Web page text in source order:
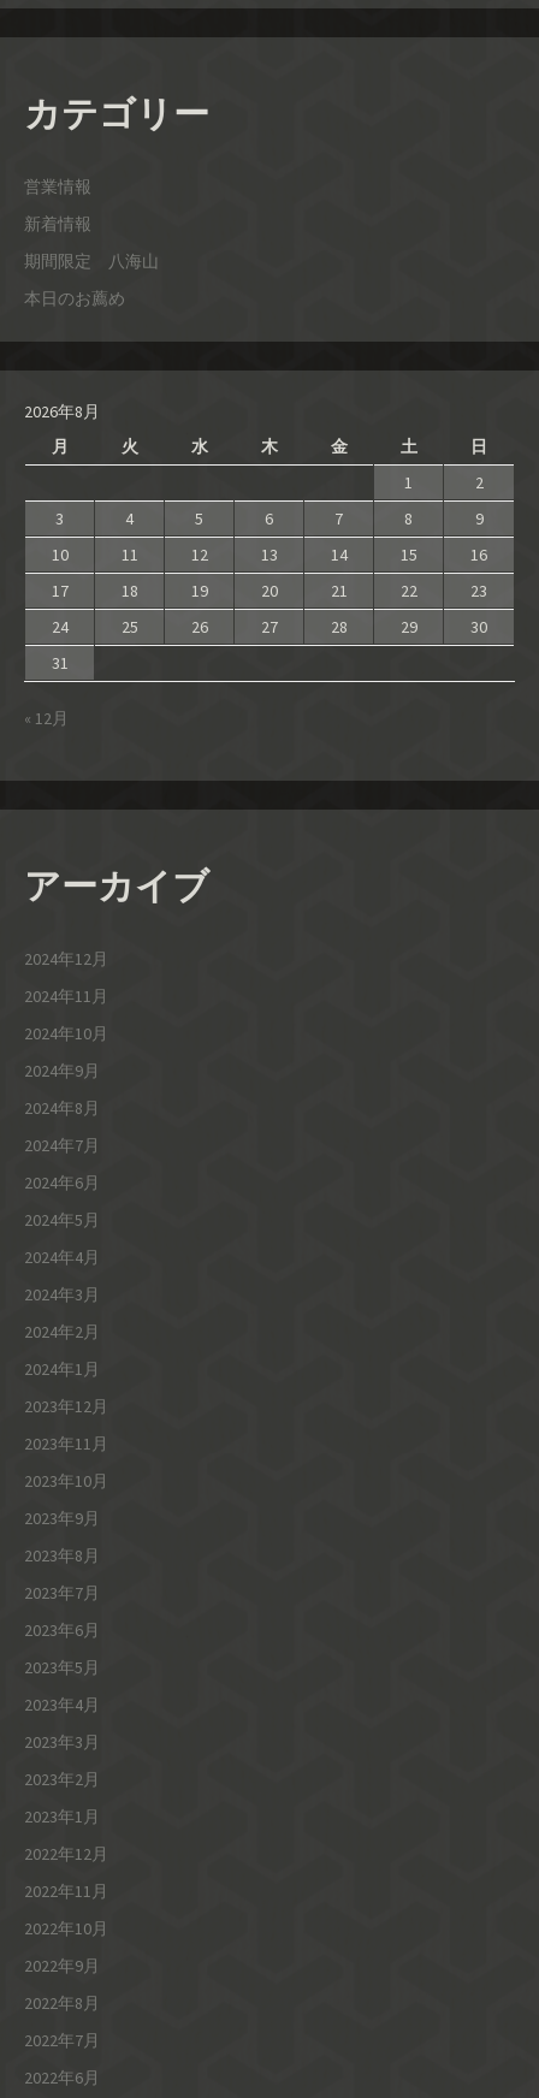
カテゴリー
営業情報
新着情報
期間限定 八海山
本日のお薦め
2026年8月
月
火 水 木 金 土
日
1
2
3
4 5 6 7 8
9
10
11 12 13 14 15
16
17
18 19 20 21 22
23
24
25 26 27 28 29
30
31
« 12月
アーカイブ
2024年12月
2024年11月
2024年10月
2024年9月
2024年8月
2024年7月
2024年6月
2024年5月
2024年4月
2024年3月
2024年2月
2024年1月
2023年12月
2023年11月
2023年10月
2023年9月
2023年8月
2023年7月
2023年6月
2023年5月
2023年4月
2023年3月
2023年2月
2023年1月
2022年12月
2022年11月
2022年10月
2022年9月
2022年8月
2022年7月
2022年6月